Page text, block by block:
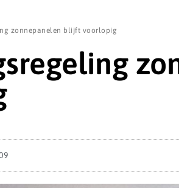
zonnepanelen blijft voorlopig